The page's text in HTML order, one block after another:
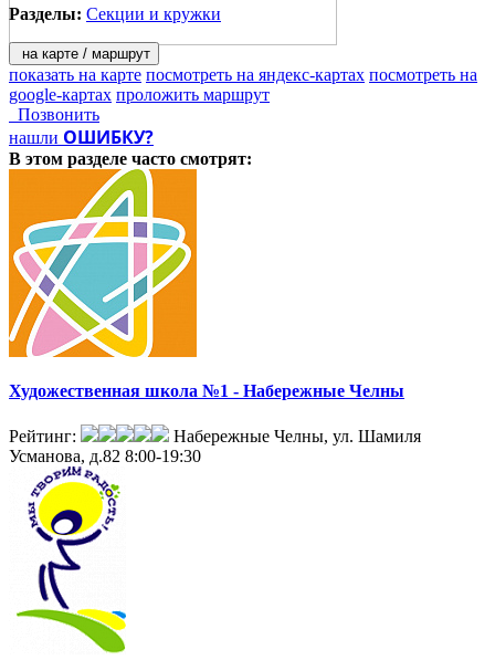
Разделы: Секции и кружки
на карте / маршрут
показать на карте посмотреть на яндекс-картах посмотреть на
google-картах проложить маршрут
Позвонить
нашли ОШИБКУ?
В этом разделе часто смотрят:
Художественная школа №1 - Набережные Челны
Рейтинг:
Набережные Челны, ул. Шамиля
Усманова, д.82 8:00-19:30